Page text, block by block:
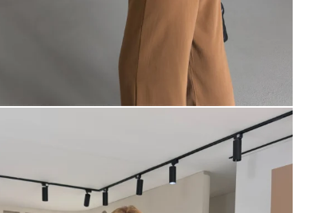
Fırsatları İlk Siz Yakalayın!
İndirim ve fırsatlardan ilk sizin haberiniz olsun, kayıt
olun ve avantajlardan yararlanın!